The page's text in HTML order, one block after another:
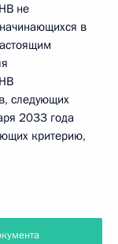
не
в
следующих
2033 года
критерию,